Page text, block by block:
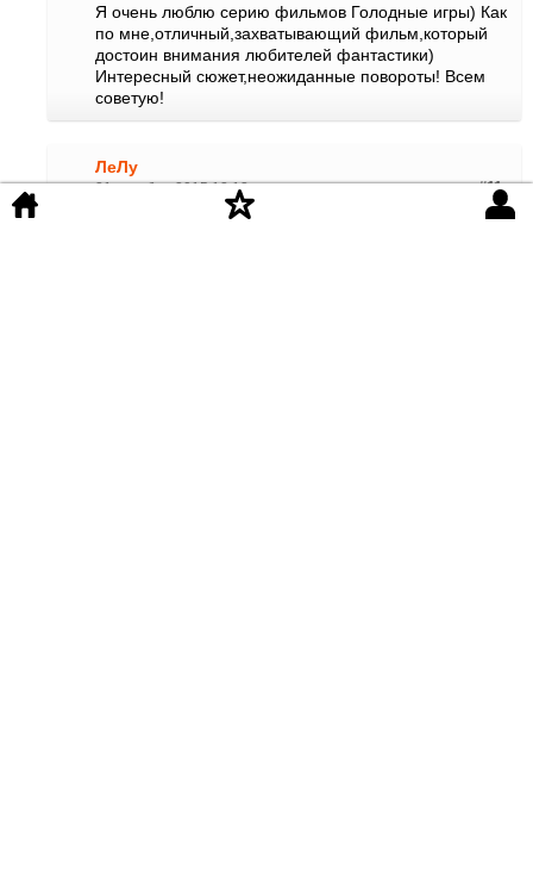
Я очень люблю серию фильмов Голодные игры) Как
по мне,отличный,захватывающий фильм,который
достоин внимания любителей фантастики)
Интересный сюжет,неожиданные повороты! Всем
советую!
ЛеЛу
21 декабря 2015 12:13 #11
подожду фильм в хорошем качестве, но судя по